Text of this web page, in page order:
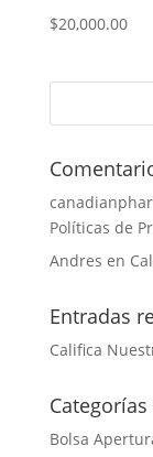
$20,000.00
Políticas de
Andres en
Entradas
Califica
Bolsa